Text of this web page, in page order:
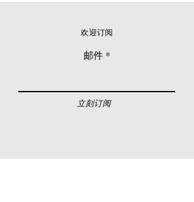
欢迎订阅
邮件
立刻订阅